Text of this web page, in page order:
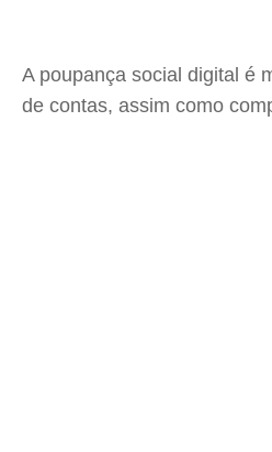
A poupança social digital é
de contas, assim como